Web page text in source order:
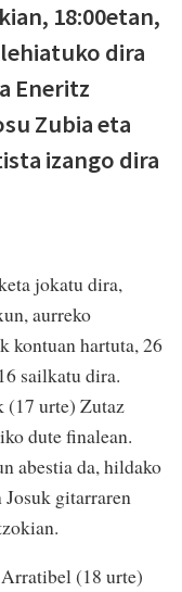
18:00etan,
dira
Eneritz
Zubia eta
izango dira
jokatu dira,
aurreko
kontuan hartuta, 26
sailkatu dira.
(17 urte) Zutaz
dute finalean.
abestia da, hildako
gitarraren
(18 urte)